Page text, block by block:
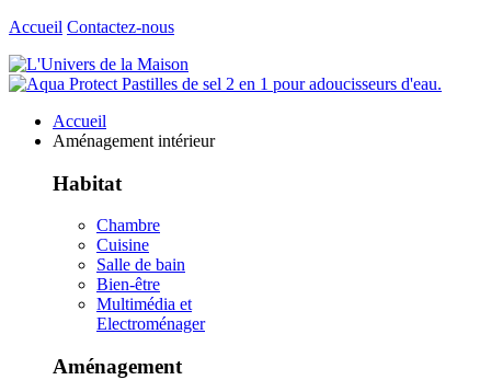
Accueil Contactez-nous
Accueil
Aménagement intérieur
Habitat
Chambre
Cuisine
Salle de bain
Bien-être
Multimédia et
Electroménager
Aménagement